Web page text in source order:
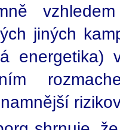
jiných
energetika)